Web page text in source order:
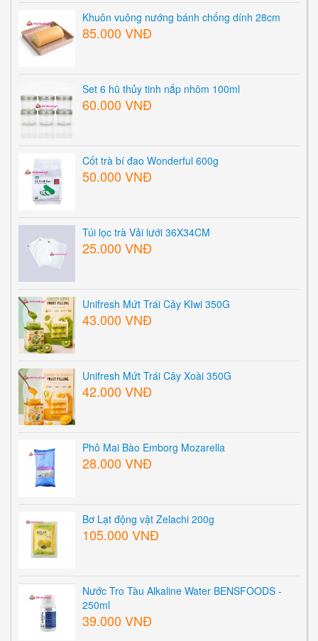
Khuôn vuông nướng bánh chống dính 28cm
85.000 VNĐ
Set 6 hũ thủy tinh nắp nhôm 100ml
60.000 VNĐ
Cốt trà bí đao Wonderful 600g
50.000 VNĐ
Túi lọc trà Vải lưới 36X34CM
25.000 VNĐ
Unifresh Mứt Trái Cây KIwi 350G
43.000 VNĐ
Unifresh Mứt Trái Cây Xoài 350G
42.000 VNĐ
Phô Mai Bào Emborg Mozarella
28.000 VNĐ
Bơ Lạt động vật Zelachi 200g
105.000 VNĐ
Nước Tro Tàu Alkaline Water BENSFOODS -
250ml
39.000 VNĐ